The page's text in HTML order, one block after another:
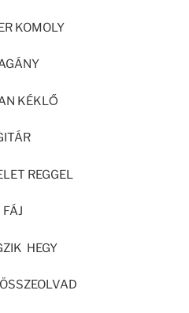
KOMOLY
KÉKLŐ
REGGEL
FÁJ
HEGY